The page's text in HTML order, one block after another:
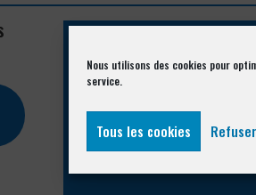
Nous utilisons des cookies pour
service.
Tous les cookies Refuser
04